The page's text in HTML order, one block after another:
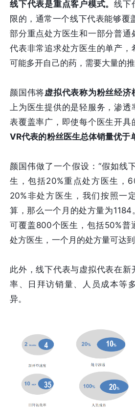
线下代表是重点客户模式。线下
限的，通常一个线下代表能够覆
部分重点处方医生和一部分普通
代表非常追求处方医生的单产，
可能多开自己的药，需要大量的推
颜国伟将虚拟代表称为粉丝经济
上为医生提供的是轻服务，渗透
表覆盖率广，即使每个医生开具
VR代表的粉丝医生总体销量优于
颜国伟做了一个假设：“假如线
生，包括20%重点处方医生，
20%非处方医生，我们按照一
算，那么一个月的处方量为
可覆盖800个医生，包括50%普
处方医生，一个月的处方量可达
此外，线下代表与虚拟代表在新
率、日拜访销量、人员成本等
异。